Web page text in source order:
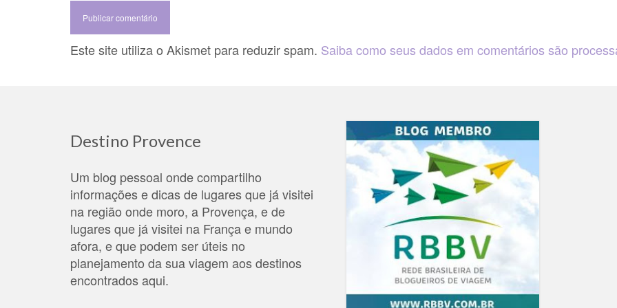
Este site utiliza o Akismet para reduzir spam. Saiba como seus dados em comentários são
Destino Provence
Um blog pessoal onde compartilho
informações e dicas de lugares que já visitei
na região onde moro, a Provença, e de
lugares que já visitei na França e mundo
afora, e que podem ser úteis no
planejamento da sua viagem aos destinos
encontrados aqui.